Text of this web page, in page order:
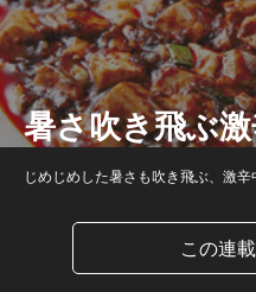
暑さ吹き飛ぶ
じめじめした暑さも吹き飛ぶ、激辛
この連